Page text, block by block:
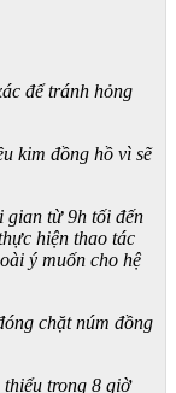
để tránh hỏng
kim đồng hồ vì sẽ
gian từ 9h tối đến
hiện thao tác
ý muốn cho hệ
chặt núm đồng
trong 8 giờ